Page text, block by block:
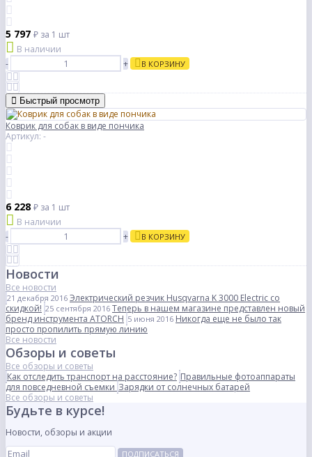
5 797 ₽ за 1 шт
В наличии
-
+ В КОРЗИНУ
Быстрый просмотр
Коврик для собак в виде пончика
Артикул: -
6 228 ₽ за 1 шт
В наличии
-
+ В КОРЗИНУ
Новости
Все новости
21 декабря 2016 Электрический резчик Husqvarna K 3000 Electric со
скидкой! 25 сентября 2016 Теперь в нашем магазине представлен новый
бренд инструмента ATORCH 5 июня 2016 Никогда еще не было так
просто пропилить прямую линию
Все новости
Обзоры и советы
Все обзоры и советы
Как отследить транспорт на расстояние? Правильные фотоаппараты
для повседневной съемки Зарядки от солнечных батарей
Все обзоры и советы
Будьте в курсе!
Новости, обзоры и акции
ПОДПИСАТЬСЯ